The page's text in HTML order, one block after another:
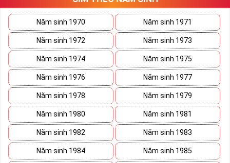
Năm sinh 1970 Năm sinh 1971
Năm sinh 1972 Năm sinh 1973
Năm sinh 1974 Năm sinh 1975
Năm sinh 1976 Năm sinh 1977
Năm sinh 1978 Năm sinh 1979
Năm sinh 1980 Năm sinh 1981
Năm sinh 1982 Năm sinh 1983
Năm sinh 1984 Năm sinh 1985